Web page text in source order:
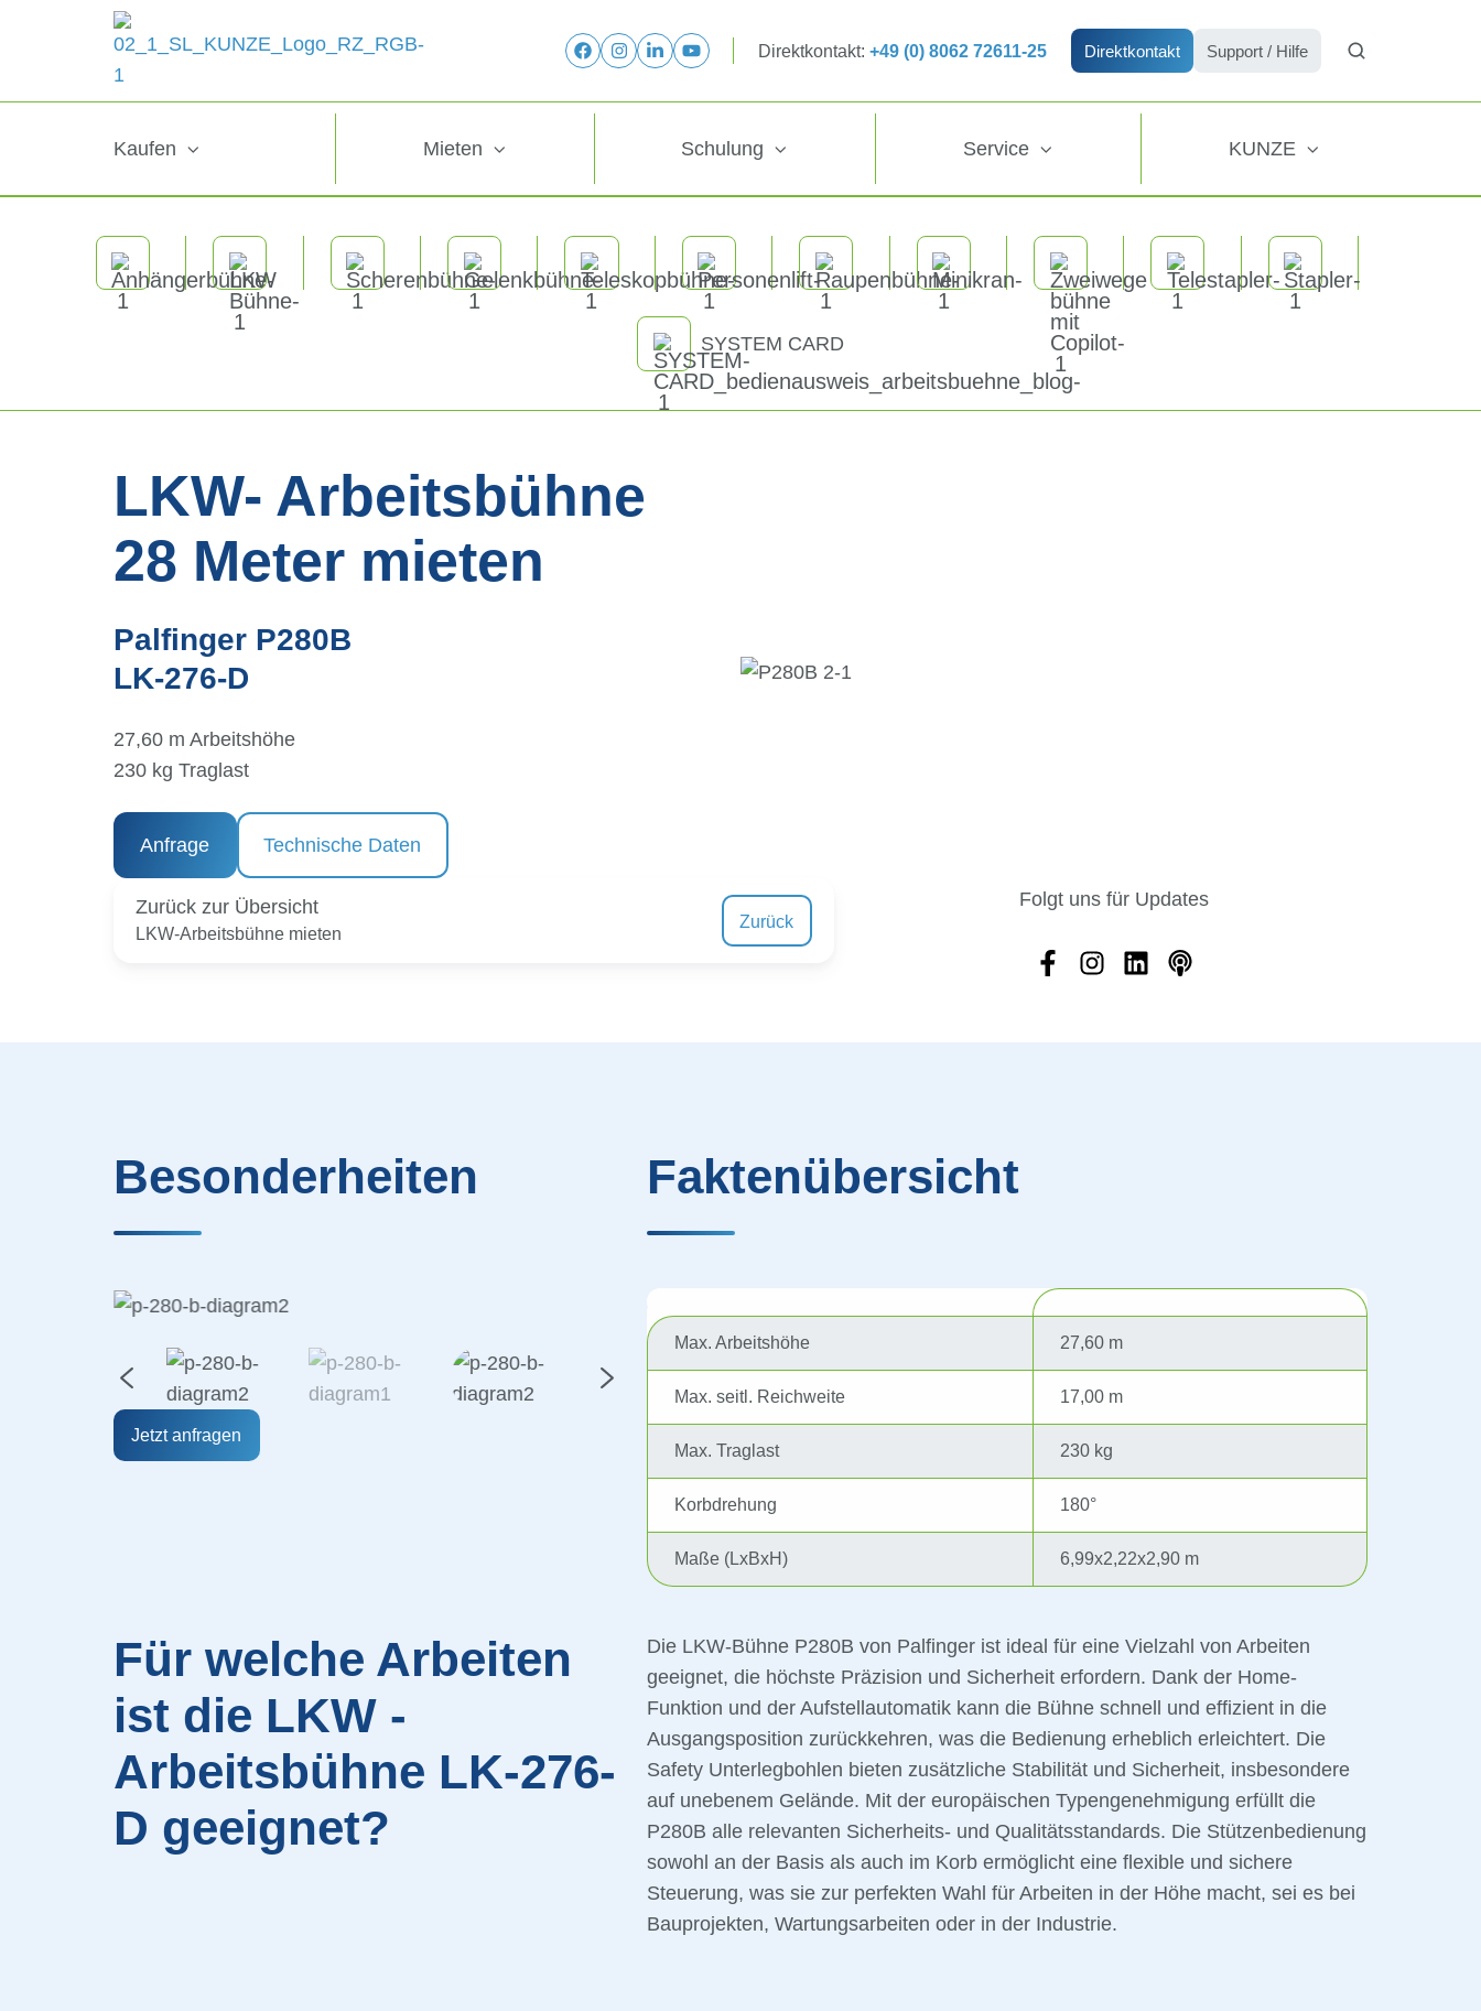
Direktkontakt: +49 (0) 8062 72611-25 Direktkontakt Support / Hilfe
Kaufen Mieten Schulung Service KUNZE
SYSTEM CARD
LKW- Arbeitsbühne
28 Meter mieten
Palfinger P280B
LK-276-D
27,60 m Arbeitshöhe
230 kg Traglast
Anfrage Technische Daten
Zurück zur Übersicht
LKW-Arbeitsbühne mieten
Zurück
Folgt uns für Updates
Besonderheiten
Jetzt anfragen
Faktenübersicht
Max. Arbeitshöhe 27,60 m
Max. seitl. Reichweite 17,00 m
Max. Traglast 230 kg
Korbdrehung 180°
Maße (LxBxH) 6,99x2,22x2,90 m
Für welche Arbeiten
ist die LKW -
Arbeitsbühne LK-276-
D geeignet?
Die LKW-Bühne P280B von Palfinger ist ideal für eine Vielzahl von Arbeiten
geeignet, die höchste Präzision und Sicherheit erfordern. Dank der Home-
Funktion und der Aufstellautomatik kann die Bühne schnell und effizient in die
Ausgangsposition zurückkehren, was die Bedienung erheblich erleichtert. Die
Safety Unterlegbohlen bieten zusätzliche Stabilität und Sicherheit, insbesondere
auf unebenem Gelände. Mit der europäischen Typengenehmigung erfüllt die
P280B alle relevanten Sicherheits- und Qualitätsstandards. Die Stützenbedienung
sowohl an der Basis als auch im Korb ermöglicht eine flexible und sichere
Steuerung, was sie zur perfekten Wahl für Arbeiten in der Höhe macht, sei es bei
Bauprojekten, Wartungsarbeiten oder in der Industrie.